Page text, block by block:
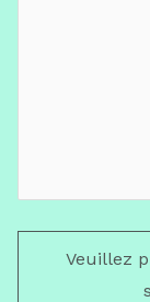
Veuillez